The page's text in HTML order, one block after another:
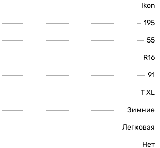
Ikon
195
55
R16
91
T XL
Зимние
Легковая
Нет